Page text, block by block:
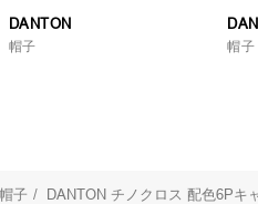
DANTON
帽子 帽子
帽子 / DANTON チノクロス 配色6Pキ